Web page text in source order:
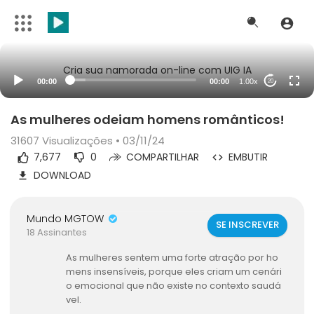
Cria sua namorada on-line com UIG IA
00:00 00:00 1.00x 20
As mulheres odeiam homens românticos!
31607 Visualizações • 03/11/24
7,677 0 COMPARTILHAR
EMBUTIR
DOWNLOAD
Mundo MGTOW
18 Assinantes
SE INSCREVER
As mulheres sentem uma forte atração por ho
mens insensíveis, porque eles criam um cenári
o emocional que não existe no contexto saudá
vel.